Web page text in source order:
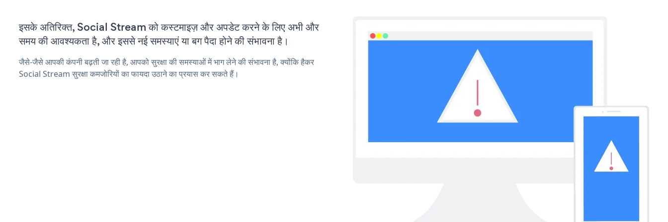
इसके अतिरिक्त, Social Stream को कस्टमाइज़ और अपडेट करने के लिए अभी और
समय की आवश्यकता है, और इससे नई समस्याएं या बग पैदा होने की संभावना है।
जैसे-जैसे आपकी कंपनी बढ़ती जा रही है, आपको सुरक्षा की समस्याओं में भाग लेने की संभावना है, क्योंकि हैकर
Social Stream सुरक्षा कमजोरियों का फायदा उठाने का प्रयास कर सकते हैं।